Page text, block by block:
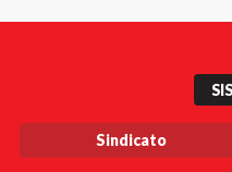
Sindicato